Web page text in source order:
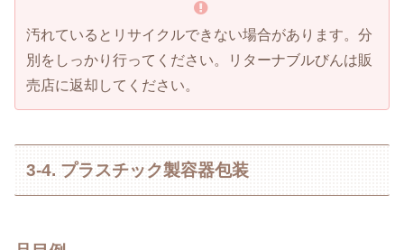
汚れているとリサイクルできない場合があります。分
別をしっかり行ってください。リターナブルびんは販
売店に返却してください。
3-4. プラスチック製容器包装